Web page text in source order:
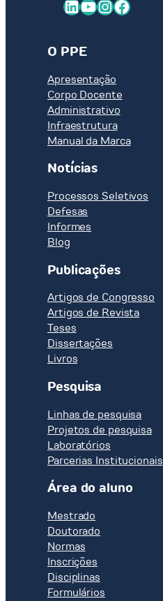
LinkedIn Youtube InstagramFacebook
O PPE
Apresentação
Corpo Docente
Administrativo
Infraestrutura
Manual da Marca
Notícias
Processos Seletivos
Defesas
Informes
Blog
Publicações
Artigos de Congresso
Artigos de Revista
Teses
Dissertações
Livros
Pesquisa
Linhas de pesquisa
Projetos de pesquisa
Laboratórios
Parcerias Institucionais
Área do aluno
Mestrado
Doutorado
Normas
Inscrições
Disciplinas
Formulários